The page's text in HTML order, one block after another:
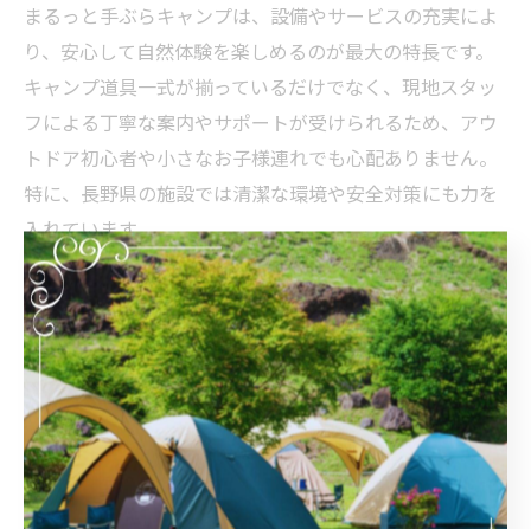
まるっと手ぶらキャンプは、設備やサービスの充実によ
り、安心して自然体験を楽しめるのが最大の特長です。
キャンプ道具一式が揃っているだけでなく、現地スタッ
フによる丁寧な案内やサポートが受けられるため、アウ
トドア初心者や小さなお子様連れでも心配ありません。
特に、長野県の施設では清潔な環境や安全対策にも力を
入れています。
利用の際は、事前に料金や予約方法、キャンセル規定な
どをしっかり確認しましょう。施設によっては、繁忙期
や週末は早めの予約が必要な場合もあるため、余裕を持
って計画することが大切です。また、オプションサービ
スや追加体験も確認しておくと、より充実した時間を過
ごせます。
口コミや体験談を参考に施設を選ぶことで、自分たちに